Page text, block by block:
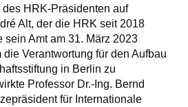
des HRK-Präsidenten auf
Alt, der die HRK seit 2018
sein Amt am 31. März 2023
Verantwortung für den Aufbau
in Berlin zu
Professor Dr.-Ing. Bernd
für Internationale